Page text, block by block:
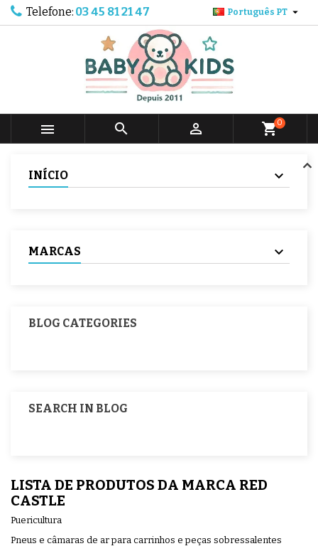
Telefone: 03 45 81 21 47 Português PT 
   shopping_cart0
INÍCIO
MARCAS
BLOG CATEGORIES
SEARCH IN BLOG
LISTA DE PRODUTOS DA MARCA RED
CASTLE
Puericultura
Pneus e câmaras de ar para carrinhos e peças sobressalentes